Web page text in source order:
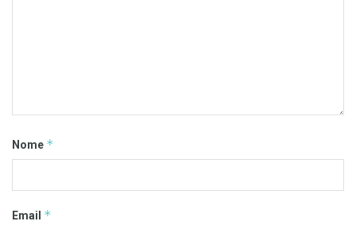
Nome *
Email *